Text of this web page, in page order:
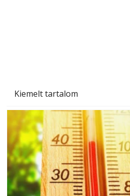
Kiemelt tartalom